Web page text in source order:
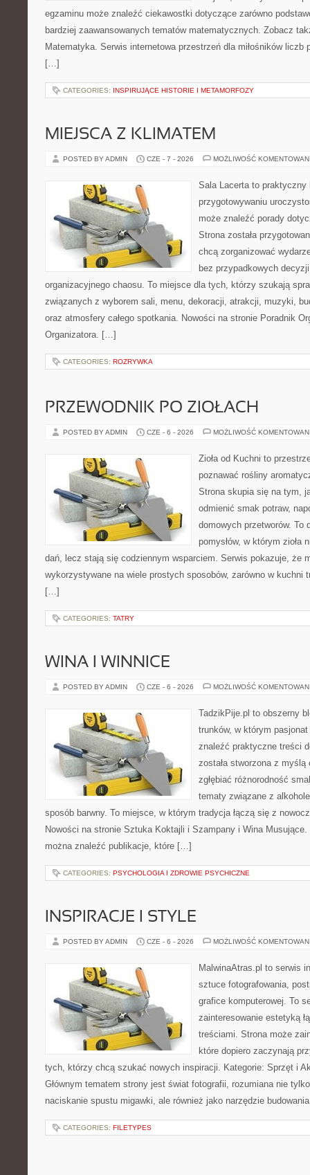
egzaminu może znaleźć ciekawostki dotyczące zarówno
bardziej zaawansowanych tematów matematycznych. Zobacz
Matematyka. Serwis internetowa przestrzeń dla miłośników liczb
[…]
CATEGORIES: INSPIRUJĄCE HISTORIE I METAMORFOZY
MIEJSCA Z KLIMATEM
POSTED BY ADMIN CZE - 7 - 2026 MOŻLIWOŚĆ
Sala Lacerta to praktyczny
przygotowywaniu
może znaleźć porady
Strona została
chcą zorganizować
bez przypadkowych
organizacyjnego chaosu. To miejsce dla tych, którzy szukają
związanych z wyborem sali, menu, dekoracji, atrakcji, muzyki,
oraz atmosfery całego spotkania. Nowości na stronie Poradnik
Organizatora. […]
CATEGORIES: ROZRYWKA
PRZEWODNIK PO ZIOŁACH
POSTED BY ADMIN CZE - 6 - 2026 MOŻLIWOŚĆ
Zioła od Kuchni to
poznawać rośliny
Strona skupia się na tym,
odmienić smak potraw,
domowych przetworów. To
pomysłów, w którym zioła
dań, lecz stają się codziennym wsparciem. Serwis pokazuje, że
wykorzystywane na wiele prostych sposobów, zarówno w kuchni
[…]
CATEGORIES: TATRY
WINA I WINNICE
POSTED BY ADMIN CZE - 6 - 2026 MOŻLIWOŚĆ
TadzikPije.pl to obszerny
trunków, w którym
znaleźć praktyczne treści
została stworzona z
zgłębiać różnorodność
tematy związane z
sposób barwny. To miejsce, w którym tradycja łączą się z
Nowości na stronie Sztuka Koktajli i Szampany i Wina
można znaleźć publikacje, które […]
CATEGORIES: PSYCHOLOGIA I ZDROWIE PSYCHICZNE
INSPIRACJE I STYLE
POSTED BY ADMIN CZE - 6 - 2026 MOŻLIWOŚĆ
MalwinaAtras.pl to serwis
sztuce fotografowania,
grafice komputerowej. To
zainteresowanie estetyką
treściami. Strona może
które dopiero zaczynają
tych, którzy chcą szukać nowych inspiracji. Kategorie: Sprzęt i
Głównym tematem strony jest świat fotografii, rozumiana nie
naciskanie spustu migawki, ale również jako narzędzie
CATEGORIES: FILETYPES